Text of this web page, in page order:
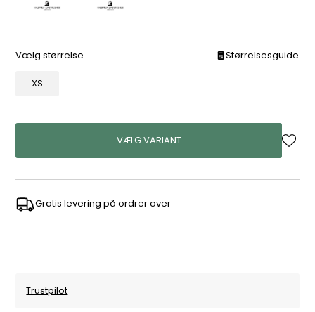
Vælg størrelse Størrelsesguide
XS
VÆLG VARIANT
Gratis levering på ordrer over
Trustpilot